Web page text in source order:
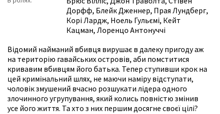
Дорфф, Блейк Дженнер, Прая Лундберг,
Корі Лардж, Ноель Гульємі, Кейт
Кацман, Лоренцо Антонуччі
Відомий найманий вбивця вирушає в далеку пригоду аж
на територію гавайських островів, аби помститися
кривавим вбивцям його батька. Тепер ступивши крок на
цей кримінальний шлях, не маючи наміру відступати,
чоловік змушений вчасно розшукати лідера одного
злочинного угрупування, який колись повністю змінив
усе його життя. Та хто з них першим досягне своєї цілі?